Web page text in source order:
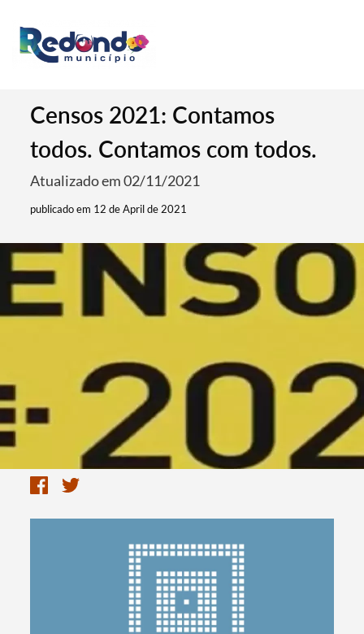
Censos 2021: Contamos
todos. Contamos com todos.
Atualizado em 02/11/2021
publicado em 12 de April de 2021